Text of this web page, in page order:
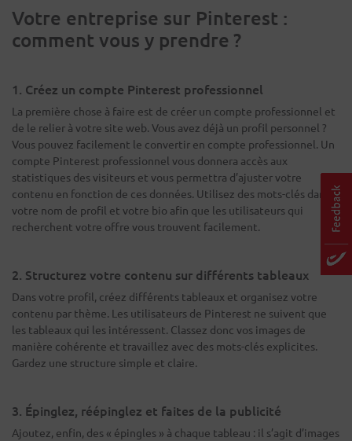
Votre entreprise sur Pinterest :
comment vous y prendre ?
1. Créez un compte Pinterest professionnel
La première chose à faire est de créer un compte professionnel et
de le relier à votre site web. Vous avez déjà un profil personnel ?
Vous pouvez facilement le convertir en compte professionnel. Un
compte Pinterest professionnel vous donnera accès aux
statistiques des visiteurs et vous permettra d’ajuster votre
contenu en fonction de ces données. Utilisez des mots-clés dans
votre nom de profil et votre bio afin que les utilisateurs qui
recherchent votre offre vous trouvent facilement.
2. Structurez votre contenu sur différents tableaux
Dans votre profil, créez différents tableaux et organisez votre
contenu par thème. Les utilisateurs de Pinterest ne suivent que
les tableaux qui les intéressent. Classez donc vos images de
manière cohérente et travaillez avec des mots-clés explicites.
Gardez une structure simple et claire.
3. Épinglez, réépinglez et faites de la publicité
Ajoutez, enfin, des « épingles » à chaque tableau : il s’agit d’images